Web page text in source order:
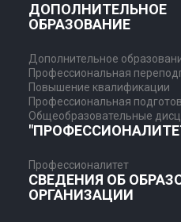
ДОПОЛНИТЕЛЬНОЕ
ОБРАЗОВАНИЕ
Дополнительное
Профессиональная
Повышение квалификации
Профессиональная
Общеобразовательные
Профессионалитет
СВЕДЕНИЯ ОБ
ОРГАНИЗАЦИИ